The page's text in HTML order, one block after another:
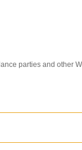
parties and other